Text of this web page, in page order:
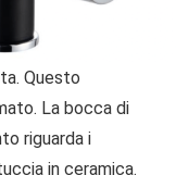
Questo
La bocca di
riguarda i
in ceramica.